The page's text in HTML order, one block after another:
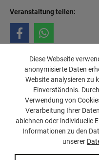
Diese Webseite
anonymisierte Daten
Website analysieren zu
Einverständnis.
Verwendung von
Verarbeitung Ihrer
ablehnen oder individuelle
Informationen zu den
unserer
Veranstaltung teilen:
Impressum Jugendschutz